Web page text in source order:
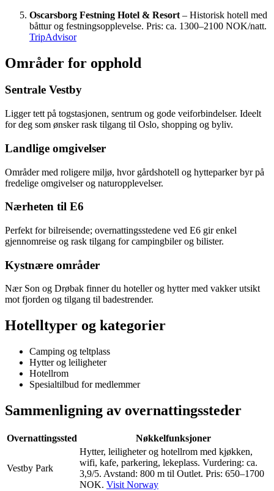
Oscarsborg Festning Hotel & Resort – Historisk hotell med
båttur og festningsopplevelse. Pris: ca. 1300–2100 NOK/natt.
TripAdvisor
Områder for opphold
Sentrale Vestby
Ligger tett på togstasjonen, sentrum og gode veiforbindelser. Ideelt
for deg som ønsker rask tilgang til Oslo, shopping og byliv.
Landlige omgivelser
Områder med roligere miljø, hvor gårdshotell og hytteparker byr på
fredelige omgivelser og naturopplevelser.
Nærheten til E6
Perfekt for bilreisende; overnattingsstedene ved E6 gir enkel
gjennomreise og rask tilgang for campingbiler og bilister.
Kystnære områder
Nær Son og Drøbak finner du hoteller og hytter med vakker utsikt
mot fjorden og tilgang til badestrender.
Hotelltyper og kategorier
Camping og teltplass
Hytter og leiligheter
Hotellrom
Spesialtilbud for medlemmer
Sammenligning av overnattingssteder
Overnattingssted Nøkkelfunksjoner
Vestby Park
Hytter, leiligheter og hotellrom med kjøkken,
wifi, kafe, parkering, lekeplass. Vurdering: ca.
3,9/5. Avstand: 800 m til Outlet. Pris: 650–1700
NOK. Visit Norway